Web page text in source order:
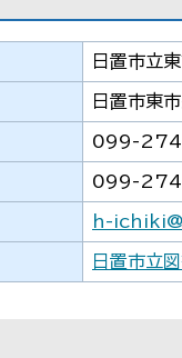
日置市立
日置市東
099-
099-
h-
日置市立